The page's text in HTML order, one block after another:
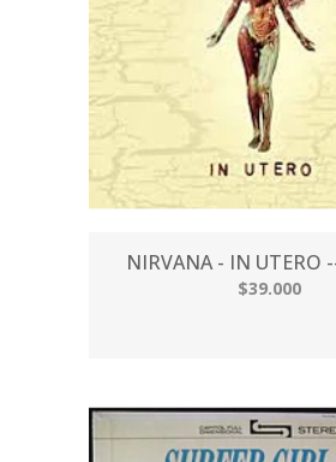
NIRVANA - IN UTERO
$39.000